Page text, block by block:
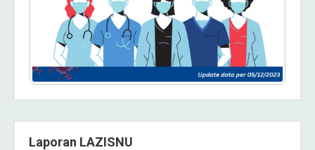
Laporan LAZISNU